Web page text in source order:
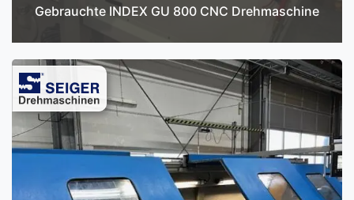
Gebrauchte INDEX GU 800 CNC Drehmaschine